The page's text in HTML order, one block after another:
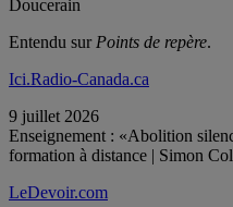
Doucerain
Entendu sur Points de repère.
Ici.Radio-Canada.ca
9 juillet 2026
Enseignement : «Abolition
formation à distance | Simon
LeDevoir.com